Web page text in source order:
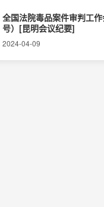
全国法院毒品案件审判工
号）[昆明会议纪要]
2024-04-09